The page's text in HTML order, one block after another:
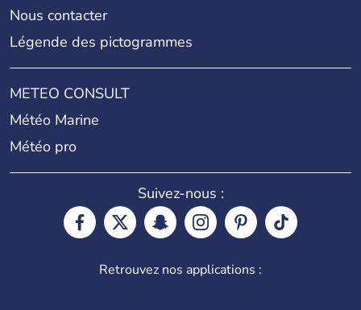
Nous contacter
Légende des pictogrammes
METEO CONSULT
Météo Marine
Météo pro
Suivez-nous :
Retrouvez nos applications :